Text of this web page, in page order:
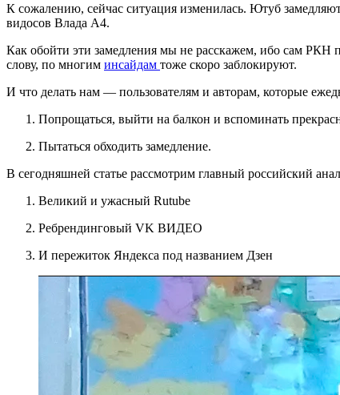
К сожалению, сейчас ситуация изменилась. Ютуб
видосов Влада А4.
Как обойти эти замедления мы не расскажем, ибо сам РКН
слову, по многим инсайдам тоже скоро заблокируют.
И что делать нам — пользователям и авторам, которые
Попрощаться, выйти на балкон и вспоминать
Пытаться обходить замедление.
В сегодняшней статье рассмотрим главный российский
Великий и ужасный Rutube
Ребрендинговый VK ВИДЕО
И пережиток Яндекса под названием Дзен